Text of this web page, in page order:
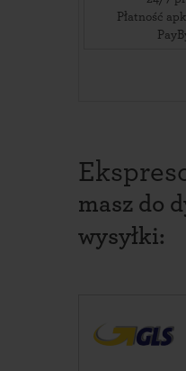
Płatność
masz do
wysyłki: